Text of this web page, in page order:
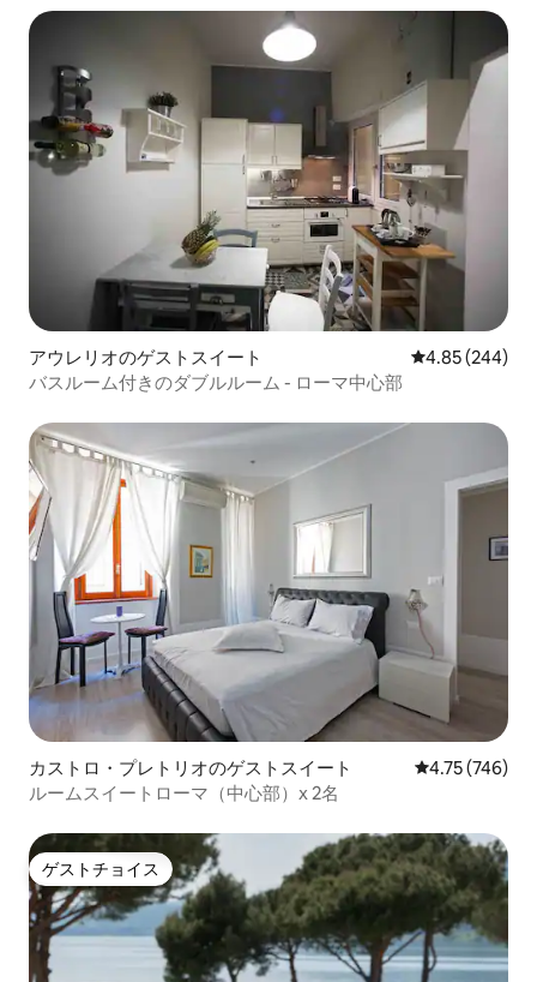
アウレリオのゲストスイート レビュー244
4.85 (244)
バスルーム付きのダブルルーム - ローマ中心部
カストロ・プレトリオのゲストスイート レビュー746
4.75 (746)
ルームスイートローマ（中心部）x 2名
ゲストチョイス
ゲストチョイス